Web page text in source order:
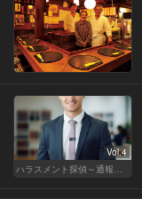
Vol.4
ハラスメント探偵～通報編～